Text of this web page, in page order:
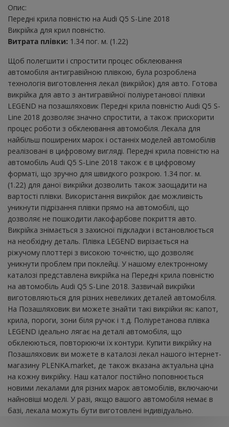
Опис:
Передні крила повністю на Audi Q5 S-Line 2018
Викрійка для крил повністю.
Витрата плівки: 1.34 пог. м. (1.22)
Щоб полегшити і спростити процес обклеювання
автомобіля антигравійною плівкою, була розроблена
технологія виготовлення лекал (викрійок) для авто. Готова
викрійка для авто з антигравійної поліуретанової плівки
LEGEND на позашляховик Передні крила повністю Audi Q5 S-
Line 2018 дозволяє значно спростити, а також прискорити
процес роботи з обклеювання автомобіля. Лекала для
найбільш поширених марок і останніх моделей автомобілів
реалізовані в цифровому вигляді. Передні крила повністю на
автомобіль Audi Q5 S-Line 2018 також є в цифровому
форматі, що зручно для швидкого розкрою. 1.34 пог. м.
(1.22) для даної викрійки дозволить також заощадити на
вартості плівки. Використання викрійок дає можливість
уникнути підрізання плівки прямо на автомобілі, що
дозволяє не пошкодити лакофарбове покриття авто.
Викрійка знімається з захисної підкладки і встановлюється
на необхідну деталь. Плівка LEGEND вирізається на
ріжучому плоттері з високою точністю, що дозволяє
уникнути проблем при поклейці. У нашому електронному
каталозі представлена ​​викрійка на Передні крила повністю
на автомобіль Audi Q5 S-Line 2018. Зазвичай викрійки
виготовляються для різних невеликих деталей автомобіля.
На Позашляховик ви можете знайти такі викрійки як: капот,
крила, пороги, зони біля ручок і т.д. Поліуретанова плівка
LEGEND ідеально лягає на деталі автомобіля, що
обклеюються, повторюючи їх контури. Купити викрійку на
Позашляховик ви можете в каталозі лекал нашого інтернет-
магазину PLENKA.market, де також вказана актуальна ціна
на кожну викрійку. Наш каталог постійно поповнюється
новими лекалами для різних марок автомобілів, включаючи
найновіші моделі. У разі, якщо вашого автомобіля немає в
базі, лекала можуть бути виготовлені індивідуально.